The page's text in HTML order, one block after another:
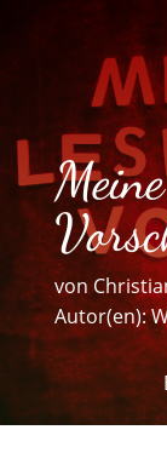
von
Autor(en):